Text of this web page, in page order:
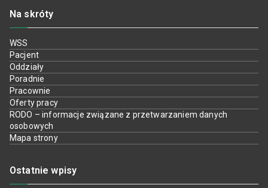
Na skróty
WSS
Pacjent
Oddziały
Poradnie
Pracownie
Oferty pracy
RODO – informacje związane z przetwarzaniem danych
osobowych
Mapa strony
Ostatnie wpisy